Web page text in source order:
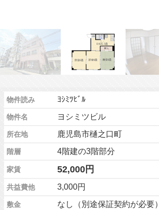
物件読み ﾖｼﾐﾂﾋﾞﾙ
物件名 ヨシミツビル
所在地 鹿児島市樋之口町
階層 4階建の3階部分
家賃 52,000円
共益費他 3,000円
敷金 なし（別途保証契約が必要）